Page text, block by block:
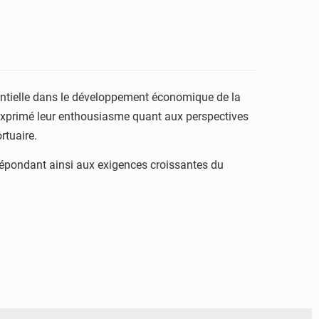
dans le développement économique de la
leur enthousiasme quant aux perspectives
ainsi aux exigences croissantes du